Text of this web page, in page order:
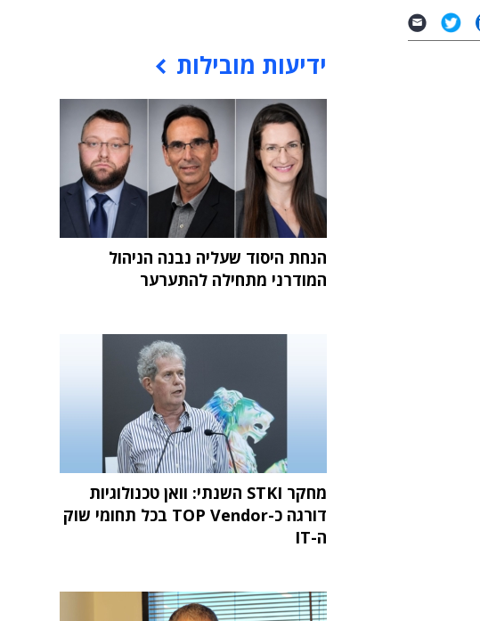
ידיעות מובילות
הנחת היסוד שעליה נבנה הניהול
המודרני מתחילה להתערער
מחקר STKI השנתי: וואן טכנולוגיות
דורגה כ-TOP Vendor בכל תחומי שוק
ה-IT